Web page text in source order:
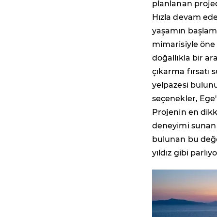
planlanan
Hızla devam
yaşamın
mimarisiyle öne
doğallıkla bir
çıkarma
yelpazesi
seçenekler,
Projenin en
deneyimi
bulunan bu
yıldız gibi